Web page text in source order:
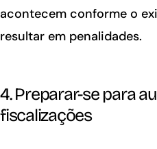
acontecem conforme o
resultar em penalidades.
4. Preparar-se para
fiscalizações